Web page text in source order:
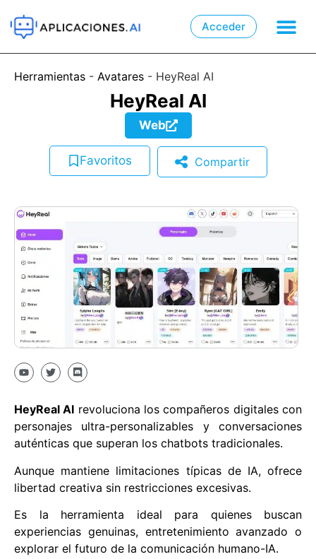
Acceder
Herramientas - Avatares - HeyReal AI
HeyReal AI
Web
Favoritos Compartir
HeyReal AI revoluciona los compañeros digitales con
personajes ultra-personalizables y conversaciones
auténticas que superan los chatbots tradicionales.
Aunque mantiene limitaciones típicas de IA, ofrece
libertad creativa sin restricciones excesivas.
Es la herramienta ideal para quienes buscan
experiencias genuinas, entretenimiento avanzado o
explorar el futuro de la comunicación humano-IA.